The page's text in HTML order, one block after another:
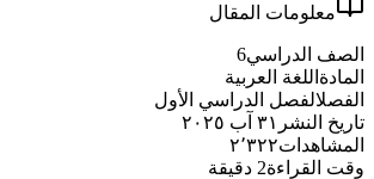
معلومات المقال
الصف الدراسي6
المادة اللغة العربية
الفصلالفصل الدراسي الأول
تاريخ النشر ٣١ آب ٢٠٢٥
المشاهدات٢٬٣٢٢
وقت القراءة2 دقيقة